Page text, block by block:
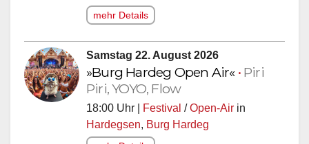
mehr Details
Samstag 22. August 2026
»Burg Hardeg Open Air« • Piri
Piri, YOYO, Flow
18:00 Uhr | Festival /Open-Air in
Hardegsen, Burg Hardeg